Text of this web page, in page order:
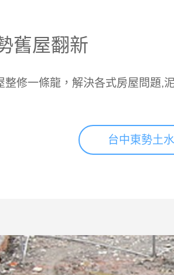
舊屋翻新
整修一條龍，解決各式房屋問題,
台中東勢土